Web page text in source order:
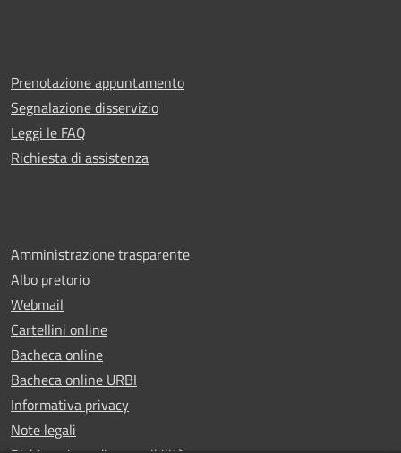
Prenotazione appuntamento
Segnalazione disservizio
Leggi le FAQ
Richiesta di assistenza
Amministrazione trasparente
Albo pretorio
Webmail
Cartellini online
Bacheca online
Bacheca online URBI
Informativa privacy
Note legali